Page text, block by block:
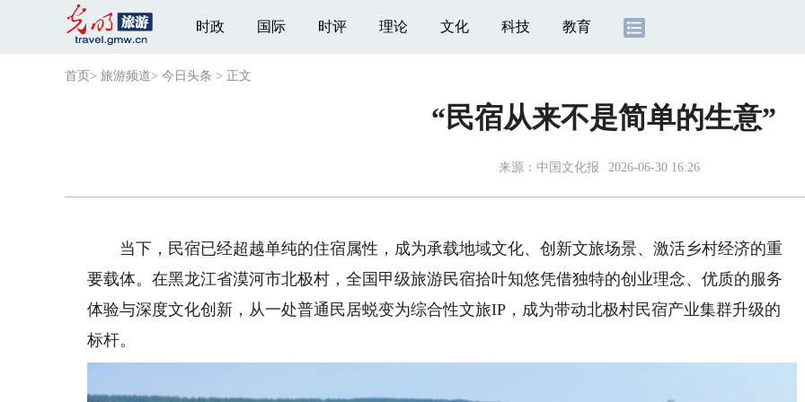
时政 国际 时评 理论 文化 科技 教育
首页 > 旅游频道> 今日头条 > 正文
“民宿从来不是简单的生意”
来源： 中国文化报 2026-06-30 16:26
当下，民宿已经超越单纯的住宿属性，成为承载地域文化、创新文旅场景、激活乡村经济的重
要载体。在黑龙江省漠河市北极村，全国甲级旅游民宿拾叶知悠凭借独特的创业理念、优质的服务
体验与深度文化创新，从一处普通民居蜕变为综合性文旅IP，成为带动北极村民宿产业集群升级的
标杆。